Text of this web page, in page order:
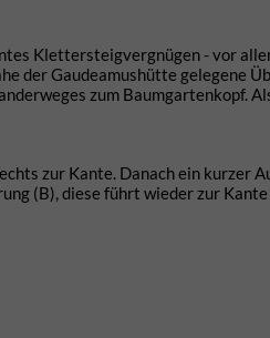
Klettersteigvergnügen - vor
der Gaudeamushütte gelegene
zum Baumgartenkopf.
zur Kante. Danach ein kurzer
(B), diese führt wieder zur